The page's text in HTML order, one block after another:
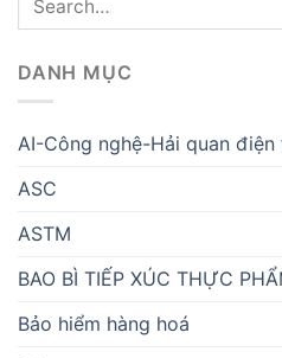
DANH MỤC
AI-Công nghệ-Hải quan điện
ASC
ASTM
BAO BÌ TIẾP XÚC THỰC
Bảo hiểm hàng hoá